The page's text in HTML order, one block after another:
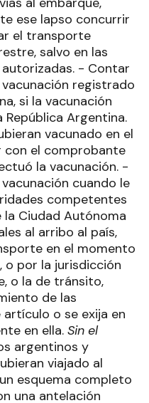
ese lapso concurrir
el transporte
salvo en las
- Contar
registrado
si la vacunación
República Argentina.
vacunado en el
con el comprobante
la vacunación. -
cuando le
competentes
la Ciudad Autónoma
al arribo al país,
en el momento
o por la jurisdicción
o la de tránsito,
de las
o se exija en
en ella. Sin el
argentinos y
viajado al
esquema completo
una antelación